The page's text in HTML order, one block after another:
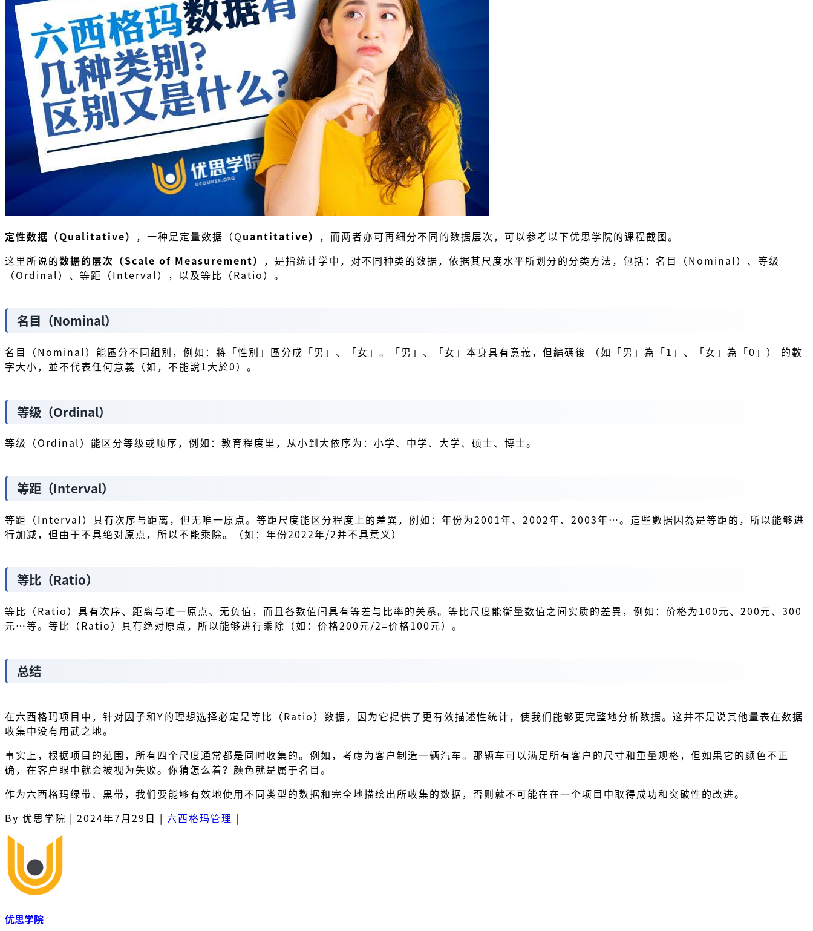
定性数据（Qualitative） ，一种是定量数据（Quantitative） ，而两者亦可再细分不同的数据层次，可以参考以下优思学院的课程截图。
这里所说的数据的层次（Scale of Measurement） ，是指统计学中，对不同种类的数据，依据其尺度水平所划分的分类方法，包括：名目（Nominal）、等级
（Ordinal）、等距（Interval），以及等比（Ratio）。
名目（Nominal）
名目（Nominal）能區分不同組別，例如：將「性別」區分成「男」、「女」。「男」、「女」本身具有意義，但編碼後 （如「男」為「1」、「女」為「0」） 的數
字大小，並不代表任何意義（如，不能說1大於0）。
等级（Ordinal）
等级（Ordinal）能区分等级或顺序，例如：教育程度里，从小到大依序为：小学、中学、大学、硕士、博士。
等距（Interval）
等距（Interval）具有次序与距离，但无唯一原点。等距尺度能区分程度上的差異，例如：年份为2001年、2002年、2003年…。這些數据因為是等距的，所以能够进
行加减，但由于不具绝对原点，所以不能乘除。（如：年份2022年/2并不具意义）
等比（Ratio）
等比（Ratio）具有次序、距离与唯一原点、无负值，而且各数值间具有等差与比率的关系。等比尺度能衡量数值之间实质的差異，例如：价格为100元、200元、300
元…等。等比（Ratio）具有绝对原点，所以能够进行乘除（如：价格200元/2=价格100元）。
总结
在六西格玛项目中，针对因子和Y的理想选择必定是等比（Ratio）数据，因为它提供了更有效描述性统计，使我们能够更完整地分析数据。这并不是说其他量表在数据
收集中没有用武之地。
事实上，根据项目的范围，所有四个尺度通常都是同时收集的。例如，考虑为客户制造一辆汽车。那辆车可以满足所有客户的尺寸和重量规格，但如果它的颜色不正
确，在客户眼中就会被视为失败。你猜怎么着？颜色就是属于名目。
作为六西格玛绿带、黑带，我们要能够有效地使用不同类型的数据和完全地描绘出所收集的数据，否则就不可能在在一个项目中取得成功和突破性的改进。
By 优思学院 | 2024年7月29日 | 六西格玛管理 |
优思学院